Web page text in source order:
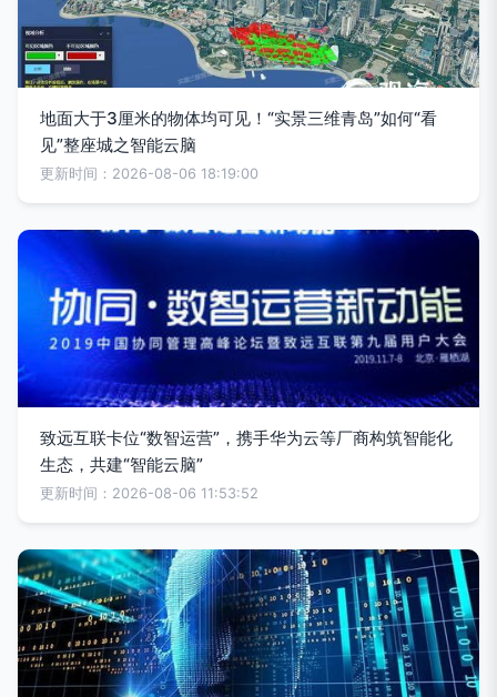
地面大于3厘米的物体均可见！“实景三维青岛”如何“看
见”整座城之智能云脑
更新时间：2026-08-06 18:19:00
致远互联卡位“数智运营”，携手华为云等厂商构筑智能化
生态，共建“智能云脑”
更新时间：2026-08-06 11:53:52